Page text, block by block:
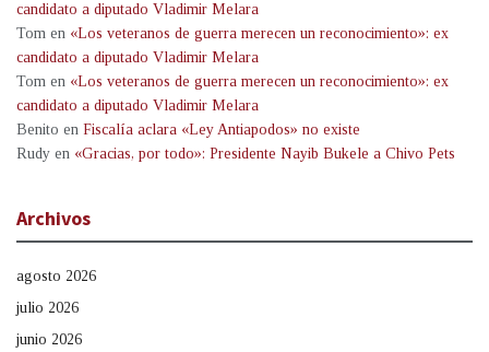
candidato a diputado Vladimir Melara
Tom en «Los veteranos de guerra merecen un reconocimiento»: ex
candidato a diputado Vladimir Melara
Tom en «Los veteranos de guerra merecen un reconocimiento»: ex
candidato a diputado Vladimir Melara
Benito en Fiscalía aclara «Ley Antiapodos» no existe
Rudy en «Gracias, por todo»: Presidente Nayib Bukele a Chivo Pets
Archivos
agosto 2026
julio 2026
junio 2026